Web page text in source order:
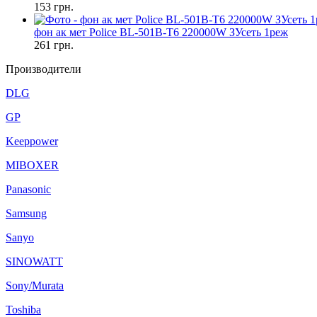
153 грн.
фон ак мет Police BL-501B-T6 220000W ЗУсеть 1реж
261 грн.
Производители
DLG
GP
Keeppower
MIBOXER
Panasonic
Samsung
Sanyo
SINOWATT
Sony/Murata
Toshiba